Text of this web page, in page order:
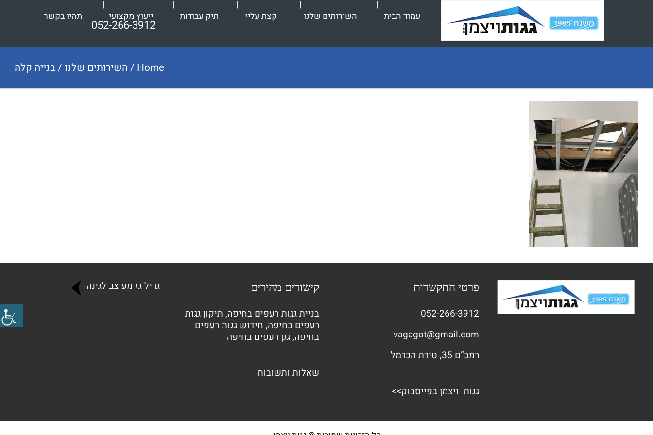
052-266-3912
עמוד הבית השירותים שלנו קצת עליי תיק עבודות ייעוץ מקצועי תהיו בקשר
Home
/השירותים שלנו /בנייה קלה
פרטי התקשרות
052-266-3912
vagagot@gmail.com
רמב”ם 35, טירת הכרמל
גגות ויצמן בפייסבוק>>
קישורים מהירים
בניית גגות רעפים בחיפה, תיקון גגות
רעפים בחיפה, חידוש גגות רעפים
בחיפה,גגן רעפים בחיפה
שאלות ותשובות
גריל גז מעוצב לגינה